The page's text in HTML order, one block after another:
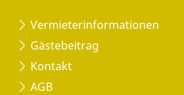
Vermieterinformationen
Gästebeitrag
Kontakt
AGB